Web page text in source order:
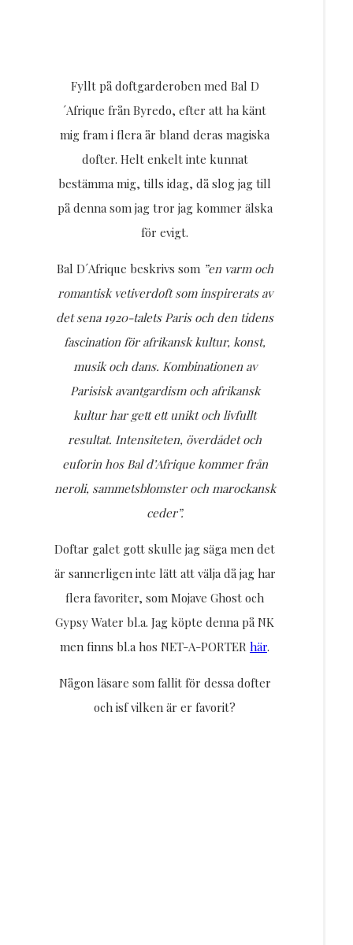
Fyllt på doftgarderoben med Bal D
´Afrique från Byredo, efter att ha känt
mig fram i flera år bland deras magiska
dofter. Helt enkelt inte kunnat
bestämma mig, tills idag, då slog jag till
på denna som jag tror jag kommer älska
för evigt.
Bal D´Afrique beskrivs som ”en varm och
romantisk vetiverdoft som inspirerats av
det sena 1920-talets Paris och den tidens
fascination för afrikansk kultur, konst,
musik och dans. Kombinationen av
Parisisk avantgardism och afrikansk
kultur har gett ett unikt och livfullt
resultat. Intensiteten, överdådet och
euforin hos Bal d’Afrique kommer från
neroli, sammetsblomster och marockansk
ceder”.
Doftar galet gott skulle jag säga men det
är sannerligen inte lätt att välja då jag har
flera favoriter, som Mojave Ghost och
Gypsy Water bl.a. Jag köpte denna på NK
men finns bl.a hos NET-A-PORTER här.
Någon läsare som fallit för dessa dofter
och isf vilken är er favorit?